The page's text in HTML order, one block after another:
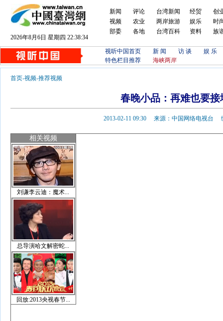
2026年8月6日 星期四 22:38:34
新闻
视频
部委
评论
农业
各地
台湾新闻
两岸旅游
台湾百科
经贸
娱乐
资料
创
时
族
视听中国首页 新 闻 访 谈
娱 乐
特色栏目推荐
海峡两岸
首页-视频-推荐视频
春晚小品：再难也要接
2013-02-11 09:30 来源：中国网络电视台
相关视频
刘谦李云迪：魔术...
总导演哈文解密蛇...
回放:2013央视春节...